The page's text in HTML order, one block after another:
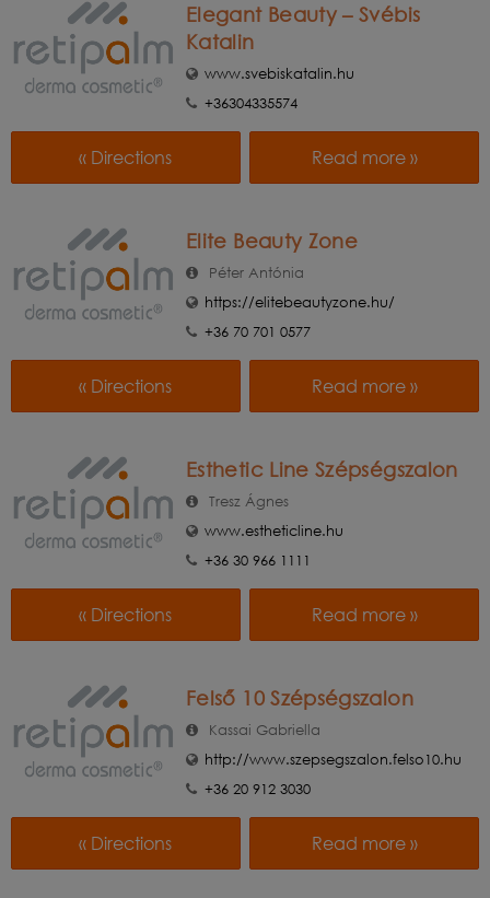
Elegant Beauty – Svébis
Katalin
www.svebiskatalin.hu
+36304335574
« Directions Read more »
Elite Beauty Zone
Péter Antónia
https://elitebeautyzone.hu/
+36 70 701 0577
« Directions Read more »
Esthetic Line Szépségszalon
Tresz Ágnes
www.estheticline.hu
+36 30 966 1111
« Directions Read more »
Felső 10 Szépségszalon
Kassai Gabriella
http://www.szepsegszalon.felso10.hu
+36 20 912 3030
« Directions Read more »